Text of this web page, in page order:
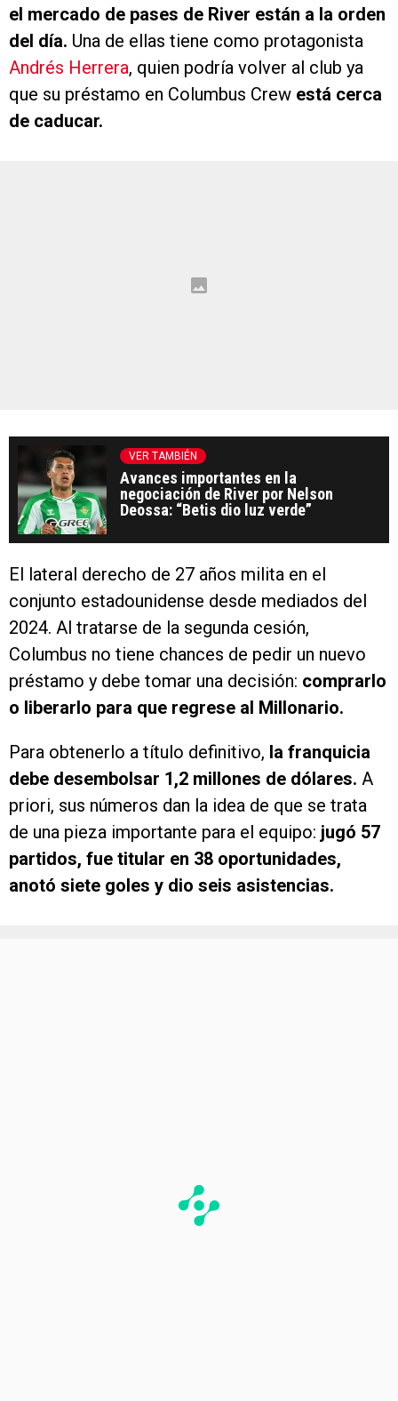
el mercado de pases de River están a la orden
del día. Una de ellas tiene como protagonista
Andrés Herrera, quien podría volver al club ya
que su préstamo en Columbus Crew está cerca
de caducar.
VER TAMBIÉN
Avances importantes en la
negociación de River por Nelson
Deossa: “Betis dio luz verde”
El lateral derecho de 27 años milita en el
conjunto estadounidense desde mediados del
2024. Al tratarse de la segunda cesión,
Columbus no tiene chances de pedir un nuevo
préstamo y debe tomar una decisión: comprarlo
o liberarlo para que regrese al Millonario.
Para obtenerlo a título definitivo, la franquicia
debe desembolsar 1,2 millones de dólares. A
priori, sus números dan la idea de que se trata
de una pieza importante para el equipo: jugó 57
partidos, fue titular en 38 oportunidades,
anotó siete goles y dio seis asistencias.